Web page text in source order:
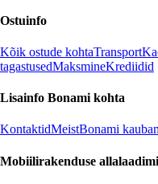
Ostuinfo
Kõik ostude kohtaTransport
tagastusedMaksmineKrediidid
Lisainfo Bonami kohta
KontaktidMeistBonami
Mobiilirakenduse